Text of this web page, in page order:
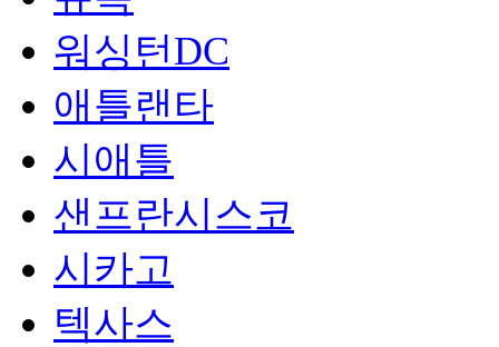
워싱턴DC
애틀랜타
시애틀
샌프란시스코
시카고
텍사스